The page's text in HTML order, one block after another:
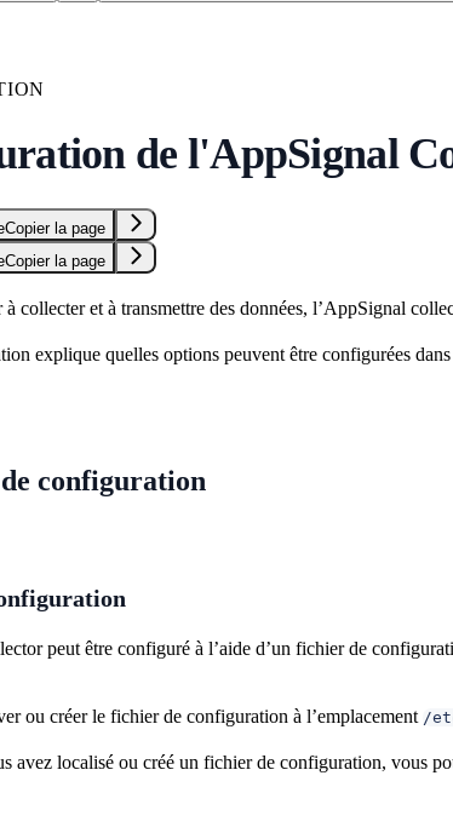
de l'AppSignal
Copier la page
Copier la page
à collecter et à transmettre des données, l’AppSignal
explique quelles options peuvent être configurées
configuration
peut être configuré à l’aide d’un fichier de
ou créer le fichier de configuration à l’emplacement /
avez localisé ou créé un fichier de configuration, vous